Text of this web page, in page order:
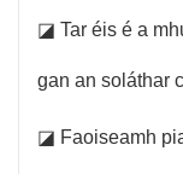
◪ Tar éis é a
gan an soláthar
◪ Faoiseamh